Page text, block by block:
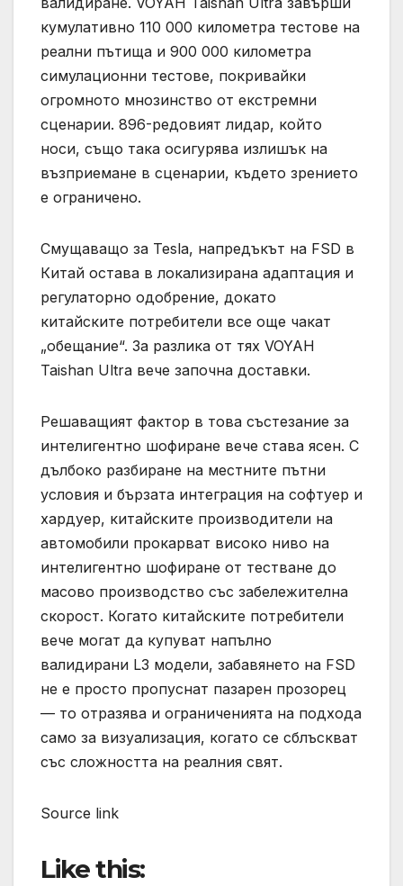
кумулативно 110 000 километра тестове на
реални пътища и 900 000 километра
симулационни тестове, покривайки
огромното мнозинство от екстремни
сценарии. 896-редовият лидар, който
носи, също така осигурява излишък на
възприемане в сценарии, където зрението
е ограничено.
Смущаващо за Tesla, напредъкът на FSD в
Китай остава в локализирана адаптация и
регулаторно одобрение, докато
китайските потребители все още чакат
„обещание“. За разлика от тях VOYAH
Taishan Ultra вече започна доставки.
Решаващият фактор в това състезание за
интелигентно шофиране вече става ясен. С
дълбоко разбиране на местните пътни
условия и бързата интеграция на софтуер и
хардуер, китайските производители на
автомобили прокарват високо ниво на
интелигентно шофиране от тестване до
масово производство със забележителна
скорост. Когато китайските потребители
вече могат да купуват напълно
валидирани L3 модели, забавянето на FSD
не е просто пропуснат пазарен прозорец
— то отразява и ограниченията на подхода
само за визуализация, когато се сблъскват
със сложността на реалния свят.
Source link
Like this: